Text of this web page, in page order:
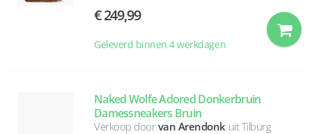
249,99
Geleverd binnen 4 werkdagen
Naked Wolfe Adored Donkerbruin
Damessneakers Bruin
Verkoop doorvan Arendonk uit Tilburg